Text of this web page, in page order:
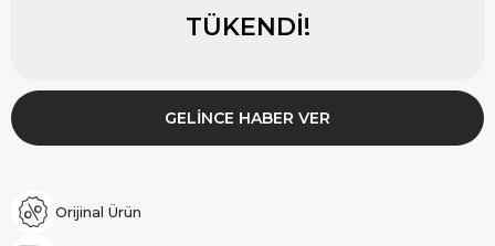
TÜKENDI!
GELINCE HABER VER
Orijinal Ürün